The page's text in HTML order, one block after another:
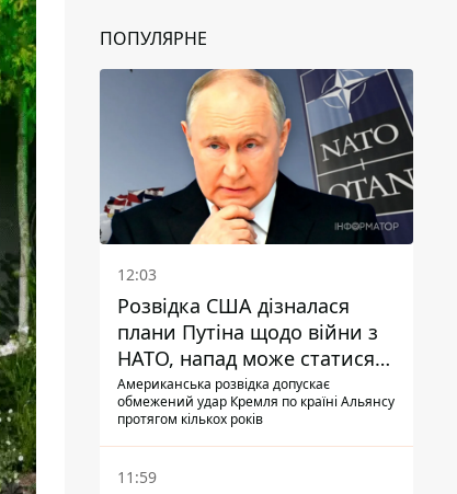
ПОПУЛЯРНЕ
12:03
Розвідка США дізналася
плани Путіна щодо війни з
НАТО, напад може статися
восени – у WSJ розкрили
деталі
Американська розвідка допускає
обмежений удар Кремля по країні Альянсу
протягом кількох років
11:59